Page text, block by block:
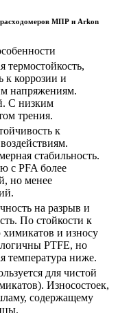
МПР и Arkon
термостойкость,
к коррозии и
напряжениям.
С низким
трения.
к
стабильность.
с PFA более
но менее
на разрыв и
По стойкости к
химикатов и износу
PTFE, но
температура ниже.
для чистой
Износостоек,
содержащему